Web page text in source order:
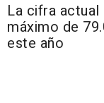
La cifra
máximo de
este año